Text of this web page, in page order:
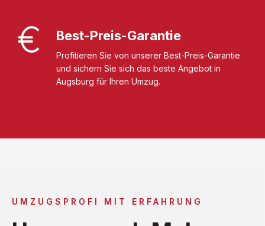
Best-Preis-Garantie
Profitieren Sie von unserer Best-Preis-Garantie
und sichern Sie sich das beste Angebot in
Augsburg für Ihren Umzug.
UMZUGSPROFI MIT ERFAHRUNG